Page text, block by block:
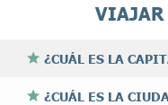
VIAJAR
¿CUÁL ES LA
¿CUÁL ES LA